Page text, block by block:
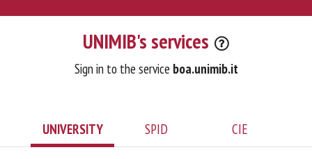
UNIMIB's services
Sign in to the service boa.unimib.it
UNIVERSITY SPID CIE